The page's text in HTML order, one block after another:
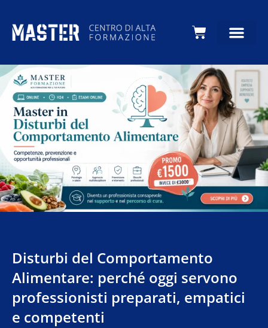
Carrello
Disturbi del Comportamento
Alimentare: perché oggi servono
professionisti preparati, empatici
e competenti